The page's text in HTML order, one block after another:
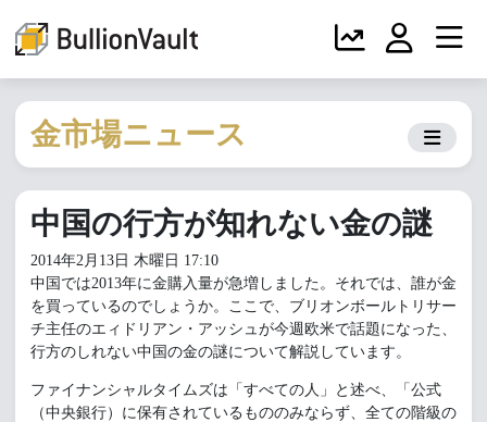
金市場ニュース
中国の行方が知れない金の謎
2014年2月13日 木曜日 17:10
中国では2013年に金購入量が急増しました。それでは、誰が金
を買っているのでしょうか。ここで、ブリオンボールトリサー
チ主任のエィドリアン・アッシュが今週欧米で話題になった、
行方のしれない中国の金の謎について解説しています。
ファイナンシャルタイムズは「すべての人」と述べ、「公式
（中央銀行）に保有されているもののみならず、全ての階級の